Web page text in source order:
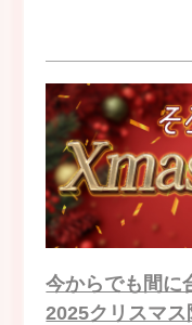
今からでも間に
2025クリスマス